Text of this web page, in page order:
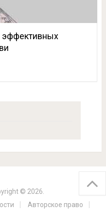
эффективных
© 2026.
Авторское право